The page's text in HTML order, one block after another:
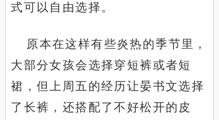
式可以自由选择。
原本在这样有些炎热的季节里，
大部分女孩会选择穿短裤或者短
裙，但上周五的经历让晏书文选择
了长裤，还搭配了不好松开的皮